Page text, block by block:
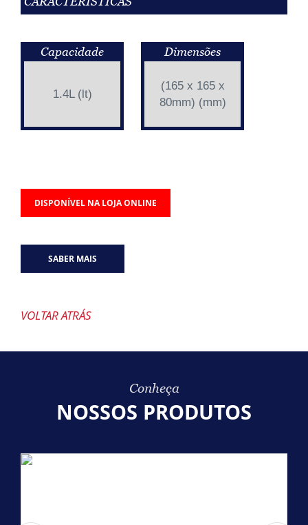
Capacidade
1.4L (lt)
Dimensões
(165 x 165 x
80mm) (mm)
DISPONÍVEL NA LOJA ONLINE
SABER MAIS
VOLTAR ATRÁS
Conheça
NOSSOS PRODUTOS